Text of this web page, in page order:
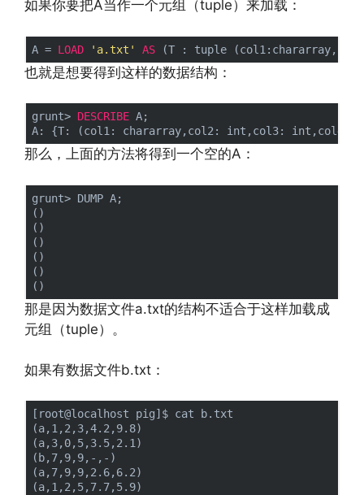
如果你要把A当作一个元组（tuple）来加载：
A = LOAD 'a.txt' AS (T : tuple (col1:chararray,
也就是想要得到这样的数据结构：
grunt> DESCRIBE A;
那么，上面的方法将得到一个空的A：
grunt> DUMP A;
()
()
()
()
()
那是因为数据文件a.txt的结构不适合于这样加载成
元组（tuple）。
如果有数据文件b.txt：
[root@localhost pig]$ cat b.txt
(a,1,2,3,4.2,9.8)
(a,3,0,5,3.5,2.1)
(b,7,9,9,-,-)
(a,7,9,9,2.6,6.2)
(a,1,2,5,7.7,5.9)